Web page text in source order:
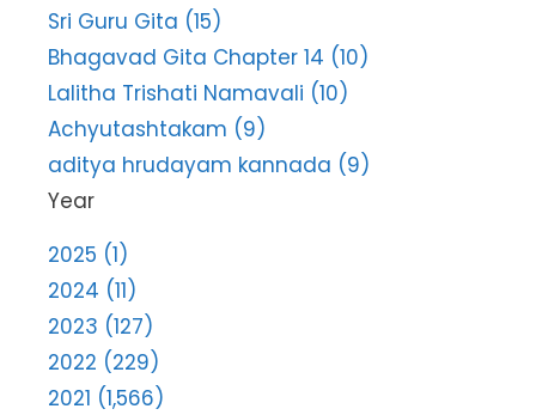
Sri Guru Gita (15)
Bhagavad Gita Chapter 14 (10)
Lalitha Trishati Namavali (10)
Achyutashtakam (9)
aditya hrudayam kannada (9)
Year
2025 (1)
2024 (11)
2023 (127)
2022 (229)
2021 (1,566)